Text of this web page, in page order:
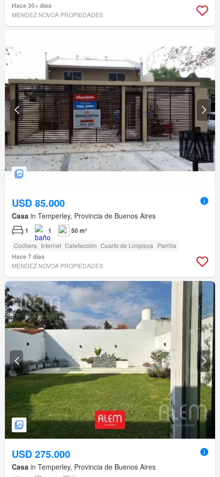
Hace 30+ días
MENDEZ NOVOA PROPIEDADES
USD 85.000
Casa in Temperley, Provincia de Buenos Aires
1 1 50 m²
Cochera Internet Calefacción Cuarto de Limpieza Parrilla
Hace 7 días
MENDEZ NOVOA PROPIEDADES
USD 275.000
Casa in Temperley, Provincia de Buenos Aires